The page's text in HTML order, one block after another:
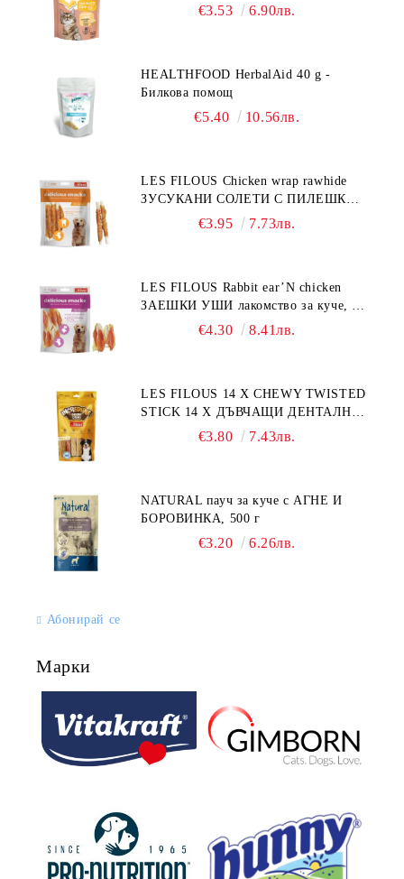
€3.53 6.90лв.
HEALTHFOOD HerbalAid 40 g -
Билкова помощ
€5.40 10.56лв.
LES FILOUS Chicken wrap rawhide
ЗУСУКАНИ СОЛЕТИ С ПИЛЕШКО,
лакомство за куче, 100 г
€3.95 7.73лв.
LES FILOUS Rabbit ear’N chicken
ЗАЕШКИ УШИ лакомство за куче, 50
€4.30 8.41лв.
LES FILOUS 14 X CHEWY TWISTED
STICK 14 X ДЪВЧАЩИ ДЕНТАЛНИ
СОЛЕТИ за куче, УВИТИ
€3.80 7.43лв.
NATURAL пауч за куче с АГНЕ И
БОРОВИНКА, 500 г
€3.20 6.26лв.
Абонирай се
Марки